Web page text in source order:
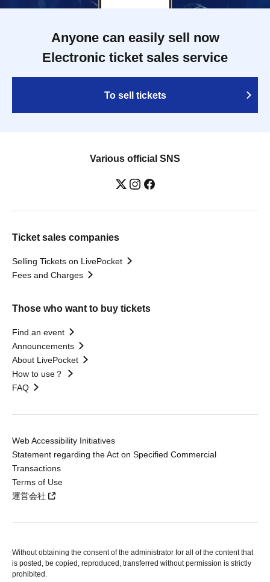
Anyone can easily sell now
Electronic ticket sales service
To sell tickets
Various official SNS
Ticket sales companies
Selling Tickets on LivePocket
Fees and Charges
Those who want to buy tickets
Find an event
Announcements
About LivePocket
How to use？
FAQ
Web Accessibility Initiatives
Statement regarding the Act on Specified Commercial
Transactions
Terms of Use
運営会社
Without obtaining the consent of the administrator for all of the content that
is posted, be copied, reproduced, transferred without permission is strictly
prohibited.